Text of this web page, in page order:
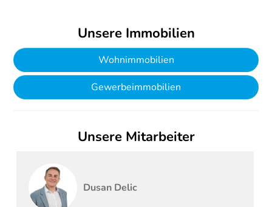
Unsere Immobilien
Wohnimmobilien
Gewerbeimmobilien
Unsere Mitarbeiter
Dusan Delic